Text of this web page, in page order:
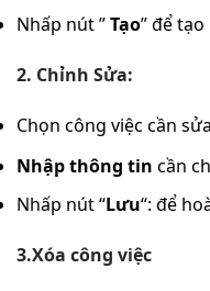
Nhấp nút ”Tạo” để
2. Chỉnh Sửa:
Chọn công việc cần
Nhập thông tin cần
Nhấp nút “Lưu“: để
3.Xóa công việc